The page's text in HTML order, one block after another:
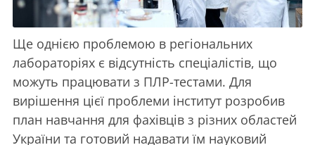
Ще однією проблемою в регіональних
лабораторіях є відсутність спеціалістів, що
можуть працювати з ПЛР-тестами. Для
вирішення цієї проблеми інститут розробив
план навчання для фахівців з різних областей
України та готовий надавати їм науковий